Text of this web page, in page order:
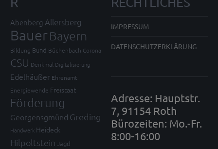
Abenberg Allersberg
Bauer Bayern
Bildung Bund Büchenbach Corona
CSU Denkmal Digitalisierung
Edelhäußer Ehrenamt
Energiewende Freistaat
Förderung
Georgensgmünd Greding
Handwerk Heideck
Hilpoltstein Jagd
IMPRESSUM
DATENSCHUTZERKLÄRUNG
Adresse: Hauptstr.
7, 91154 Roth
Bürozeiten: Mo.-Fr.
8:00-16:00